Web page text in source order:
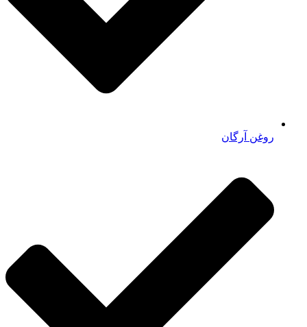
روغن آرگان